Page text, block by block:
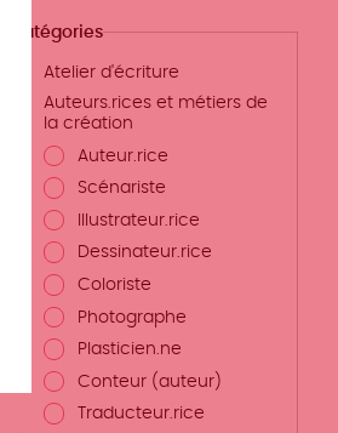
Catégories
Atelier d'écriture
Auteurs.rices et métiers de
la création
Auteur.rice
Scénariste
Illustrateur.rice
Dessinateur.rice
Coloriste
Photographe
Plasticien.ne
Conteur (auteur)
Traducteur.rice